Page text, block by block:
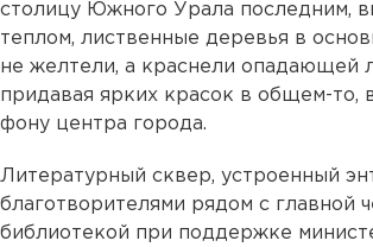
столицу Южного Урала последним,
теплом, лиственные деревья в
не желтели, а краснели опадающей
придавая ярких красок в общем-то,
фону центра города.
Литературный сквер, устроенный
благотворителями рядом с главной
библиотекой при поддержке